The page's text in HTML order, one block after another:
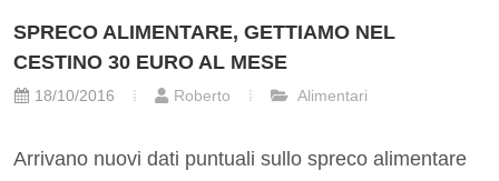
SPRECO ALIMENTARE, GETTIAMO NEL
CESTINO 30 EURO AL MESE
18/10/2016 Roberto Alimentari
Arrivano nuovi dati puntuali sullo spreco alimentare